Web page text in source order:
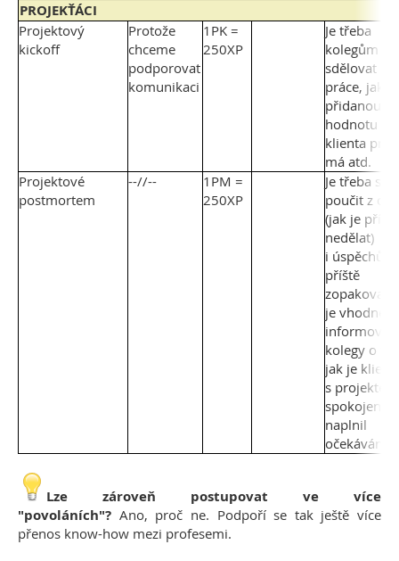
PROJEKŤÁCI
Projektový
kickoff
Protože
chceme
podporovat
komunikaci
1PK =
250XP
Je třeba
kolegům
sdělovat
práce, jakou
přidanou
hodnotu
klienta
má atd.
Projektové
postmortem
--//--
1PM =
250XP
Je třeba se
poučit z
(jak je příště
nedělat)
i úspěchů
příště
zopakovat).
je vhodné
informovat
kolegy o
jak je klient
s projektem
spokojen,
naplnil
očekávání
Lze zároveň postupovat ve více
"povoláních"? Ano, proč ne. Podpoří se tak ještě více
přenos know-how mezi profesemi.